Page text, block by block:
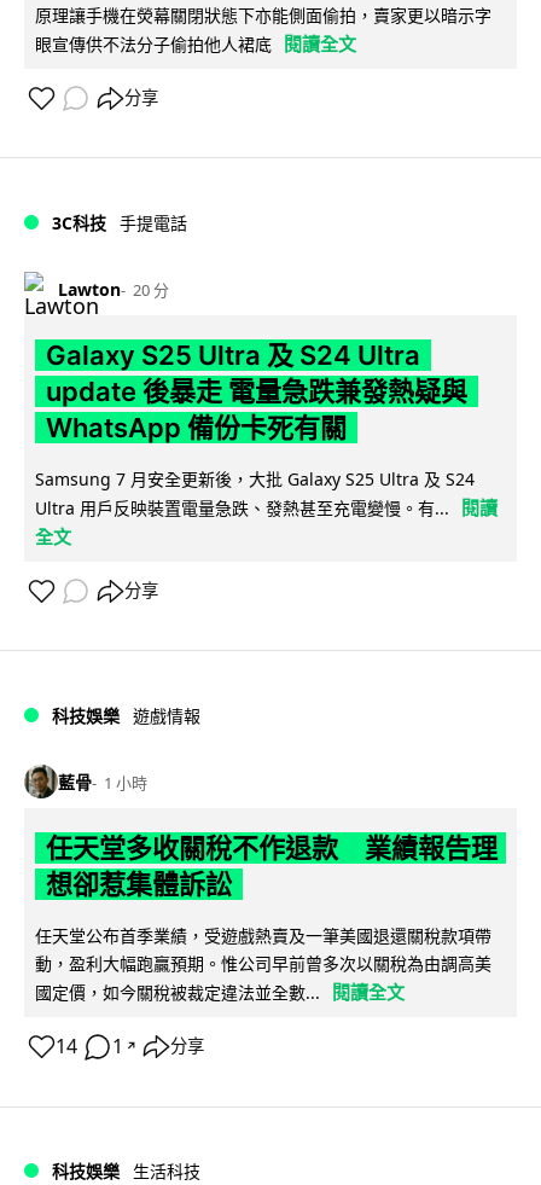
原理讓手機在熒幕關閉狀態下亦能側面偷拍，賣家更以暗示字
眼宣傳供不法分子偷拍他人裙底 閱讀全文
分享
3C科技 手提電話
Lawton 20 分
Galaxy S25 Ultra 及 S24 Ultra
update 後暴走 電量急跌兼發熱疑與
WhatsApp 備份卡死有關
Samsung 7 月安全更新後，大批 Galaxy S25 Ultra 及 S24
Ultra 用戶反映裝置電量急跌、發熱甚至充電變慢。有...
閱讀
全文
分享
科技娛樂 遊戲情報
藍骨 1 小時
任天堂多收關稅不作退款 業績報告理
想卻惹集體訴訟
任天堂公布首季業績，受遊戲熱賣及一筆美國退還關稅款項帶
動，盈利大幅跑贏預期。惟公司早前曾多次以關稅為由調高美
國定價，如今關稅被裁定違法並全數...
閱讀全文
14 1 ↗ 分享
科技娛樂 生活科技